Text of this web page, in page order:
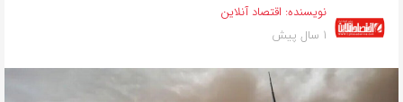
نویسنده: اقتصاد آنلاین
1 سال پیش